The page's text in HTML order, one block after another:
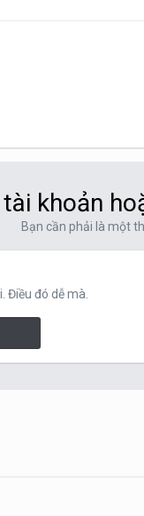
khoản
Bạn cần phải là một
đó dễ mà.